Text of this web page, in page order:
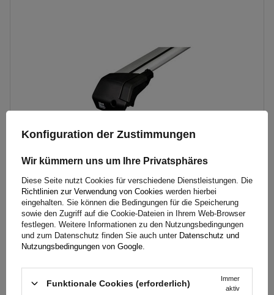
Dachträger Mont Blanc Xplore Stangen 6604 + Füße 7508
329,00 €inkl. MwSt
Große Menge verfügbar Wir versenden schon am
Warenkorb
Konfiguration der Zustimmungen
Wir kümmern uns um Ihre Privatsphäres
Diese Seite nutzt Cookies für verschiedene Dienstleistungen. Die
Richtlinien zur Verwendung von Cookies werden hierbei
eingehalten. Sie können die Bedingungen für die Speicherung
sowie den Zugriff auf die Cookie-Dateien in Ihrem Web-Browser
festlegen. Weitere Informationen zu den Nutzungsbedingungen
und zum Datenschutz finden Sie auch unter Datenschutz und
Nutzungsbedingungen von Google
Funktionale Cookies (erforderlich)
Immer
aktiv